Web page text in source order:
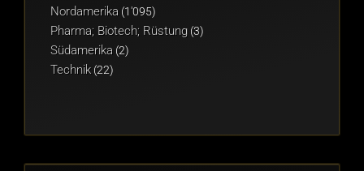
Nordamerika (1'095)
Pharma; Biotech; Rüstung (3)
Südamerika (2)
Technik (22)